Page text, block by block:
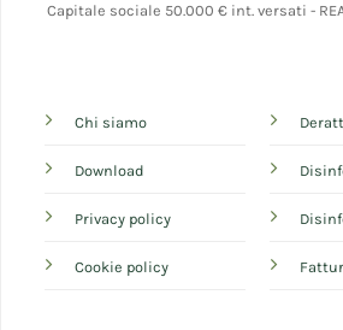
Capitale sociale 50.000 € int. versati - REA
Chi siamo
Download
Privacy policy
Cookie policy